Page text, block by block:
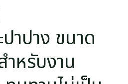
าปาง ขนาด
หรับงาน